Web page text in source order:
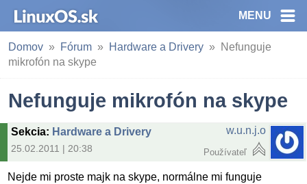
MENU
Domov Fórum Hardware a Drivery
Nefunguje
mikrofón na skype
Nefunguje mikrofón na skype
Sekcia: Hardware a Drivery
25.02.2011 | 20:38
w.u.n.j.o
Používateľ
Nejde mi proste majk na skype, normálne mi funguje